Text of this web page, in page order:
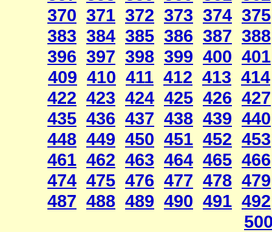
370 371 372 373 374 375
383 384 385 386 387 388
396 397 398 399 400 401
409 410 411 412 413 414
422 423 424 425 426 427
435 436 437 438 439 440
448 449 450 451 452 453
461 462 463 464 465 466
474 475 476 477 478 479
487 488 489 490 491 492